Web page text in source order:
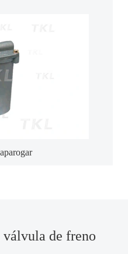
de freno